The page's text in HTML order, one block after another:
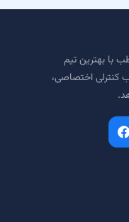
با بهترین تیم
اختصاصی،